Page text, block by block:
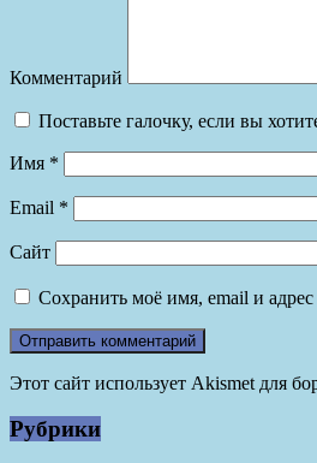
Комментарий
Поставьте галочку, если вы
Имя *
Email *
Сайт
Сохранить моё имя, email и
Этот сайт использует Akismet для
Рубрики